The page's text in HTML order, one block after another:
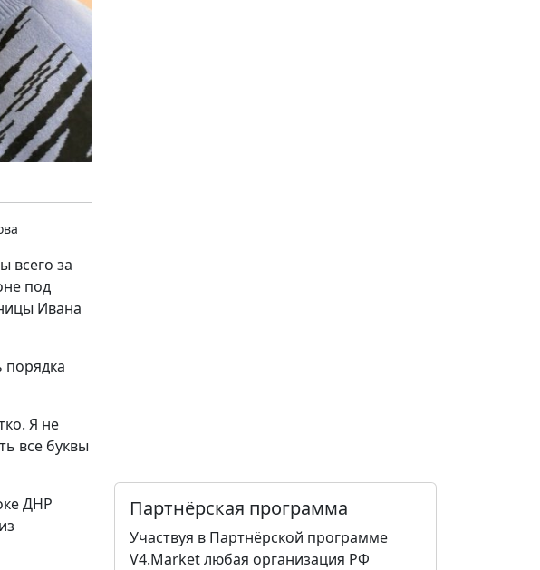
всего за
под
Ивана
порядка
Я не
все буквы
ДНР
Партнёрская программа
Участвуя в Партнёрской программе
V4.Market любая организация РФ